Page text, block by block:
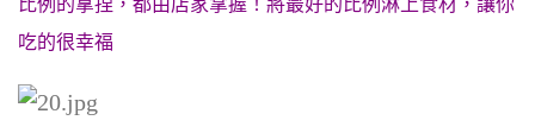
比例的拿捏，都由店家掌握！將最好的比例淋上食材，讓你
吃的很幸福